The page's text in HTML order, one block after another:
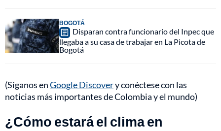
BOGOTÁ
Disparan contra funcionario del Inpec que
llegaba a su casa de trabajar en La Picota de
Bogotá
(Síganos enGoogle Discovery conéctese con las
noticias más importantes de Colombia y el mundo)
¿Cómo estará el clima en